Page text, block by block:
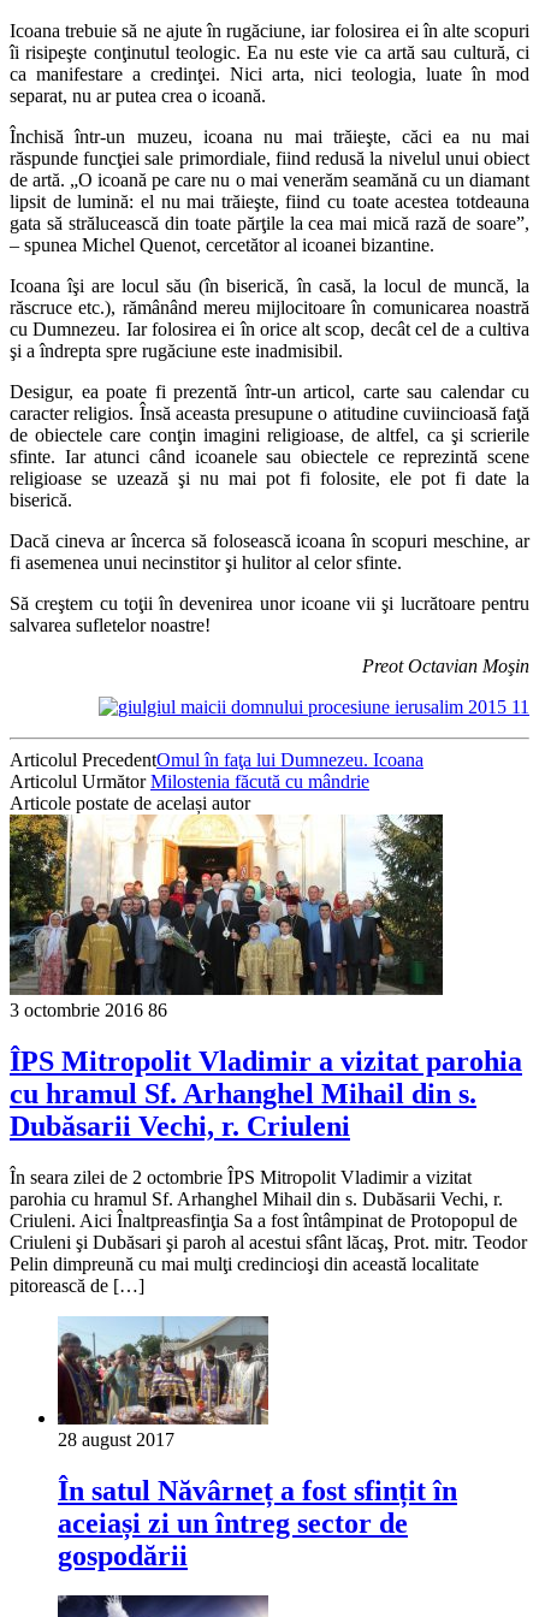
Icoana trebuie să ne ajute în rugăciune, iar folosirea ei în alte scopuri
îi risipeşte conţinutul teologic. Ea nu este vie ca artă sau cultură, ci
ca manifestare a credinţei. Nici arta, nici teologia, luate în mod
separat, nu ar putea crea o icoană.
Închisă într-un muzeu, icoana nu mai trăieşte, căci ea nu mai
răspunde funcţiei sale primordiale, fiind redusă la nivelul unui obiect
de artă. „O icoană pe care nu o mai venerăm seamănă cu un diamant
lipsit de lumină: el nu mai trăieşte, fiind cu toate acestea totdeauna
gata să strălucească din toate părţile la cea mai mică rază de soare”,
– spunea Michel Quenot, cercetător al icoanei bizantine.
Icoana îşi are locul său (în biserică, în casă, la locul de muncă, la
răscruce etc.), rămânând mereu mijlocitoare în comunicarea noastră
cu Dumnezeu. Iar folosirea ei în orice alt scop, decât cel de a cultiva
şi a îndrepta spre rugăciune este inadmisibil.
Desigur, ea poate fi prezentă într-un articol, carte sau calendar cu
caracter religios. Însă aceasta presupune o atitudine cuviincioasă faţă
de obiectele care conţin imagini religioase, de altfel, ca şi scrierile
sfinte. Iar atunci când icoanele sau obiectele ce reprezintă scene
religioase se uzează şi nu mai pot fi folosite, ele pot fi date la
biserică.
Dacă cineva ar încerca să folosească icoana în scopuri meschine, ar
fi asemenea unui necinstitor şi hulitor al celor sfinte.
Să creştem cu toţii în devenirea unor icoane vii şi lucrătoare pentru
salvarea sufletelor noastre!
Preot Octavian Moşin
Articolul PrecedentOmul în faţa lui Dumnezeu. Icoana
Articolul UrmătorMilostenia făcută cu mândrie
Articole postate de același autor
3 octombrie 2016 86
ÎPS Mitropolit Vladimir a vizitat parohia
cu hramul Sf. Arhanghel Mihail din s.
Dubăsarii Vechi, r. Criuleni
În seara zilei de 2 octombrie ÎPS Mitropolit Vladimir a vizitat
parohia cu hramul Sf. Arhanghel Mihail din s. Dubăsarii Vechi, r.
Criuleni. Aici Înaltpreasfinţia Sa a fost întâmpinat de Protopopul de
Criuleni şi Dubăsari şi paroh al acestui sfânt lăcaş, Prot. mitr. Teodor
Pelin dimpreună cu mai mulţi credincioşi din această localitate
pitorească de […]
28 august 2017
În satul Năvârneț a fost sfințit în
aceiași zi un întreg sector de
gospodării